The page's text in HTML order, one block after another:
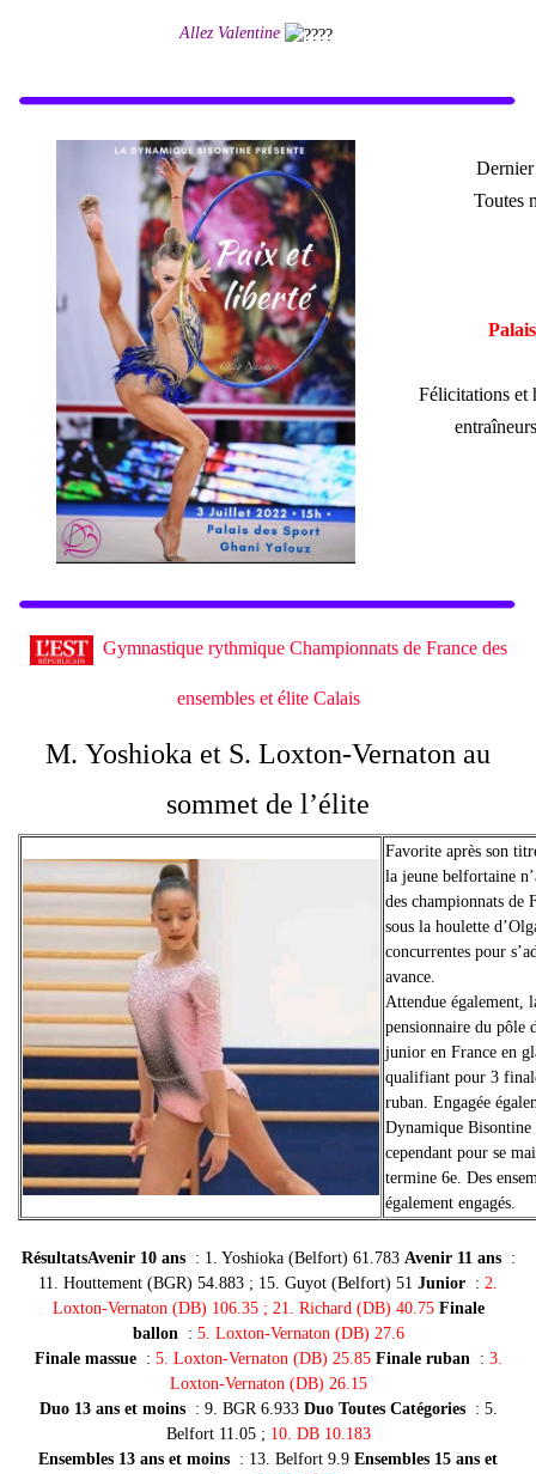
Allez Valentine
Toutes
Félicitations et
Gymnastique rythmique Championnats de France des
ensembles et élite Calais
M. Yoshioka et S. Loxton-Vernaton au
sommet de l’élite
Favorite après son
la jeune belfortaine
des championnats de
sous la houlette
concurrentes pour
avance.
Attendue également,
pensionnaire du pôle
junior en France en
qualifiant pour 3
ruban. Engagée
Dynamique Bisontine
cependant pour se
termine 6e. Des
également engagés.
RésultatsAvenir 10 ans: 1. Yoshioka (Belfort) 61.783 Avenir 11 ans:
11. Houttement (BGR) 54.883 ; 15. Guyot (Belfort) 51 Junior : 2.
Loxton-Vernaton (DB) 106.35 ; 21. Richard (DB) 40.75 Finale
ballon: 5. Loxton-Vernaton (DB) 27.6
Finale massue: 5. Loxton-Vernaton (DB) 25.85 Finale ruban: 3.
Loxton-Vernaton (DB) 26.15
Duo 13 ans et moins: 9. BGR 6.933 Duo Toutes Catégories: 5.
Belfort 11.05 ; 10. DB 10.183
Ensembles 13 ans et moins : 13. Belfort 9.9 Ensembles 15 ans et